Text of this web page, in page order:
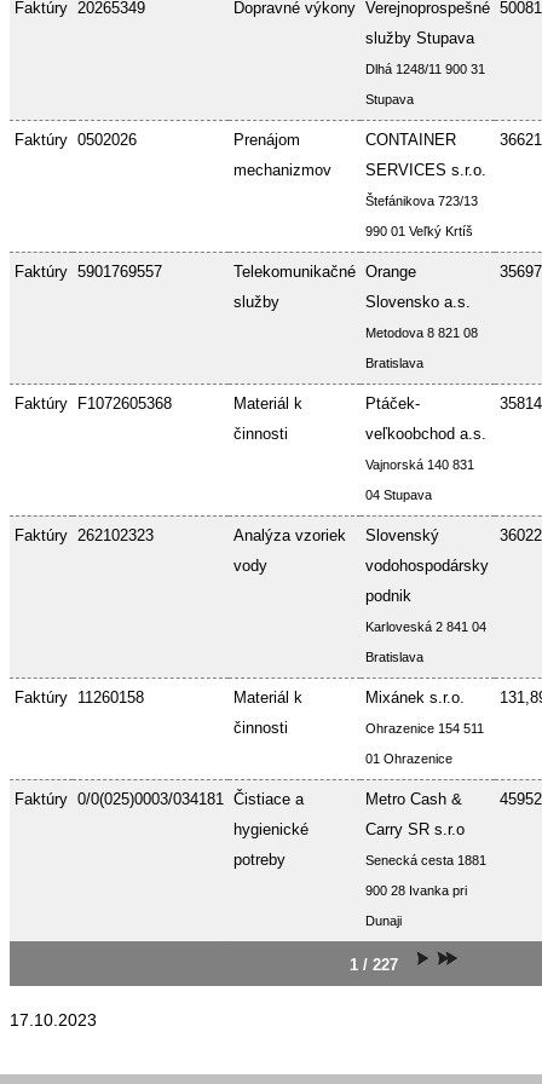
Faktúry 20265349 Dopravné výkony Verejnoprospešné
služby Stupava
Dlhá 1248/11 900 31
Stupava
Faktúry 0502026
Prenájom
mechanizmov
CONTAINER
SERVICES s.r.o.
Štefánikova 723/13
990 01 Veľký Krtíš
Faktúry 5901769557
Telekomunikačné
služby
Orange
Slovensko a.s.
Metodova 8 821 08
Bratislava
Faktúry F1072605368
Materiál k
činnosti
Ptáček-
veľkoobchod a.s.
Vajnorská 140 831
04 Stupava
Faktúry 262102323
Analýza vzoriek
vody
Slovenský
vodohospodársky
podnik
Karloveská 2 841 04
Bratislava
Faktúry 11260158
Materiál k
činnosti
Mixánek s.r.o.
Ohrazenice 154 511
01 Ohrazenice
Faktúry 0/0(025)0003/034181 Čistiace a
hygienické
potreby
Metro Cash &
Carry SR s.r.o
Senecká cesta 1881
900 28 Ivanka pri
Dunaji
1 / 227
17.10.2023